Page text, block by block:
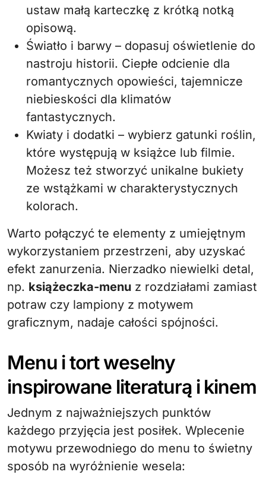
ustaw małą karteczkę z krótką notką
opisową.
Światło i barwy – dopasuj oświetlenie do
nastroju historii. Ciepłe odcienie dla
romantycznych opowieści, tajemnicze
niebieskości dla klimatów
fantastycznych.
Kwiaty i dodatki – wybierz gatunki roślin,
które występują w książce lub filmie.
Możesz też stworzyć unikalne bukiety
ze wstążkami w charakterystycznych
kolorach.
Warto połączyć te elementy z umiejętnym
wykorzystaniem przestrzeni, aby uzyskać
efekt zanurzenia. Nierzadko niewielki detal,
np. książeczka-menu z rozdziałami zamiast
potraw czy lampiony z motywem
graficznym, nadaje całości spójności.
Menu i tort weselny
inspirowane literaturą i kinem
Jednym z najważniejszych punktów
każdego przyjęcia jest posiłek. Wplecenie
motywu przewodniego do menu to świetny
sposób na wyróżnienie wesela: